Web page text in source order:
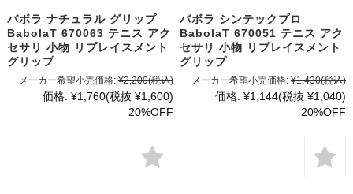
バボラ ナチュラル グリップ
BabolaT 670063 テニス アク
セサリ 小物 リプレイスメント
グリップ
メーカー希望小売価格: ¥2,200(税込)
価格: ¥1,760(税抜 ¥1,600)
20%OFF
バボラ シンテックプロ
BabolaT 670051 テニス アク
セサリ 小物 リプレイスメント
グリップ
メーカー希望小売価格: ¥1,430(税込)
価格: ¥1,144(税抜 ¥1,040)
20%OFF